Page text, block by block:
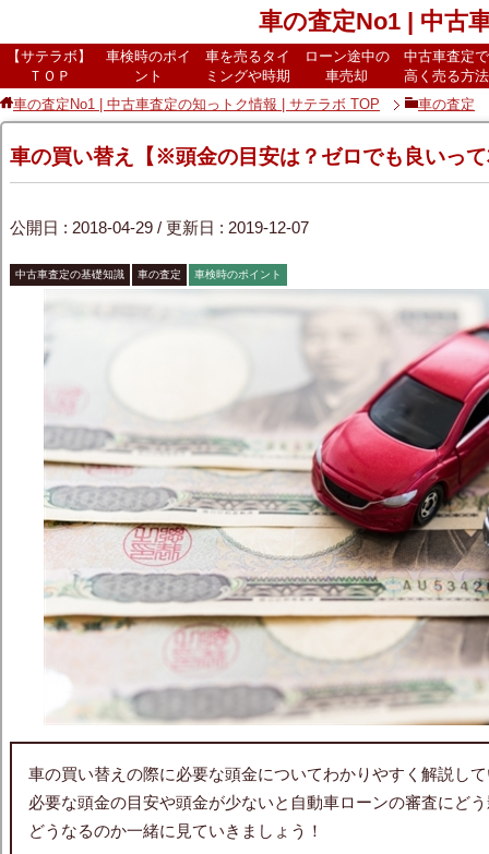
車の査定No1 | 中古
【サテラボ】
ＴＯＰ
車検時のポイ
ント
車を売るタイ
ミングや時期
ローン途中の
車売却
中古車査定で
高く売る方法
車の査定No1 | 中古車査定の知っトク情報 | サテラボ TOP 車の査定
車の買い替え【※頭金の目安は？ゼロでも良いっ
公開日 : 2018-04-29/ 更新日 : 2019-12-07
中古車査定の基礎知識 車の査定 車検時のポイント
車の買い替えの際に必要な頭金についてわかりやすく解説し
必要な頭金の目安や頭金が少ないと自動車ローンの審査にど
どうなるのか一緒に見ていきましょう！